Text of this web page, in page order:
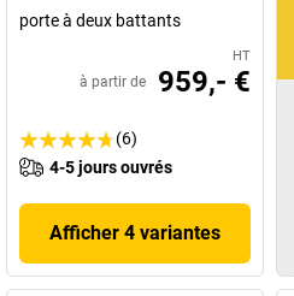
porte à deux battants
HT
à partir de 959,- €
(6)
4-5 jours ouvrés
Afficher 4 variantes